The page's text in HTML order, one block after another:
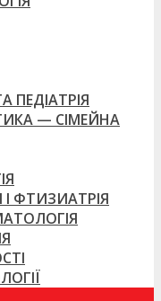
ПЕДІАТРІЯ
— СІМЕЙНА
ФТИЗИАТРІЯ